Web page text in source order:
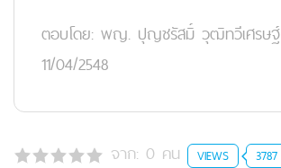
ตอบโดย: พญ. ปุญชรัสมิ์ วุฒิทวีเศรษฐ์
11/04/2548
จาก: 0 คน VIEWS 3787